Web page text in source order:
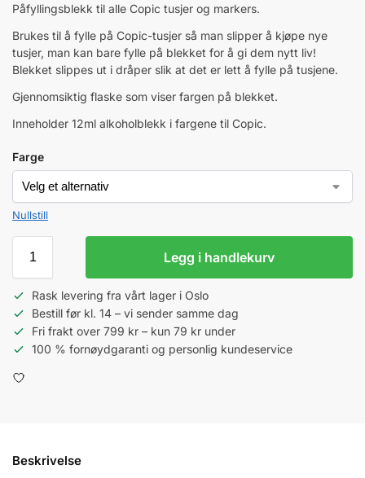
Påfyllingsblekk til alle Copic tusjer og markers.
Brukes til å fylle på Copic-tusjer så man slipper å kjøpe nye
tusjer, man kan bare fylle på blekket for å gi dem nytt liv!
Blekket slippes ut i dråper slik at det er lett å fylle på tusjene.
Gjennomsiktig flaske som viser fargen på blekket.
Inneholder 12ml alkoholblekk i fargene til Copic.
Farge
Nullstill
Legg i handlekurv
Rask levering fra vårt lager i Oslo
Bestill før kl. 14 – vi sender samme dag
Fri frakt over 799 kr – kun 79 kr under
100 % fornøydgaranti og personlig kundeservice
Beskrivelse